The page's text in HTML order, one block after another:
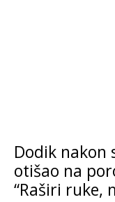
Dodik nakon
otišao na
“Raširi ruke,